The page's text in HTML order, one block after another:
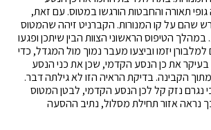
תאורה והחבטות הורגשו במטוס. עם זאת,
שהם על קו המנורות. הקברניט זיהה שהמטוס
הטיפוס הראשוני הצוות הבין שיתכן ופגעו
יזמו וביצעו מעבר נמוך מול המגדל, כדי
את כן הנסע הקדמי, שכן את כני הנסע
הקבינה. בדיקת הראיה הזו לא גילתה דבר.
נגרם נזק קל לכן הנסע הקדמי, לבטן המטוס
נראה אזור תחילת מסלול, נתיב ההסעה